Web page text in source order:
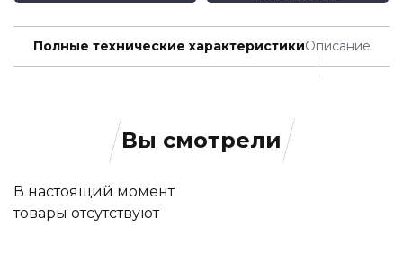
Полные технические характеристикиОписание
Вы смотрели
В настоящий момент
товары отсутствуют